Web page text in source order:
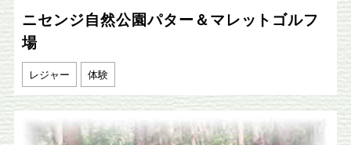
ニセンジ自然公園パター＆マレットゴルフ
場
レジャー 体験